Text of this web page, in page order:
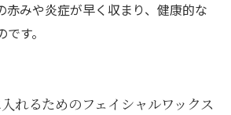
赤みや炎症が早く収まり、健康的な
す。
れるためのフェイシャルワックス